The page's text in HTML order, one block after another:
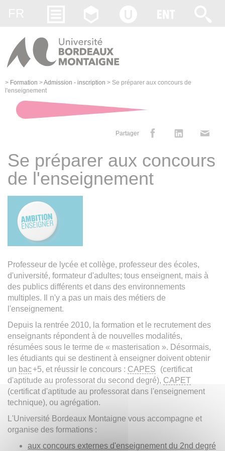
> Formation >Admission - inscription > Se préparer aux concours de
l'enseignement
Partager
Se préparer aux concours
de l'enseignement
Professeur de lycée et collège, professeur des écoles,
d'université, formateur d'adultes; tous enseignent, mais à
des publics différents et dans des environnements
multiples. Il n'y a pas un mais des métiers de
l'enseignement.
Depuis la rentrée 2010, la formation et le recrutement des
enseignants répondent à de nouvelles modalités,
résumées sous le terme de « masterisation ». Désormais,
les étudiants qui se destinent à enseigner doivent obtenir
un bac+5, et réussir le concours : CAPES
(certificat
d'aptitude au professorat du second degré), CAPET
(certificat d'aptitude au professorat dans l'enseignement
technique), ou agrégation.
L'Université Bordeaux Montaigne vous accompagne et
organise des formations :
aux concours externes d'enseignement du 2nd degré